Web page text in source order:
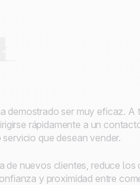
demostrado ser muy eficaz. A
rápidamente a un
que desean vender.
de nuevos clientes, reduce
y proximidad entre